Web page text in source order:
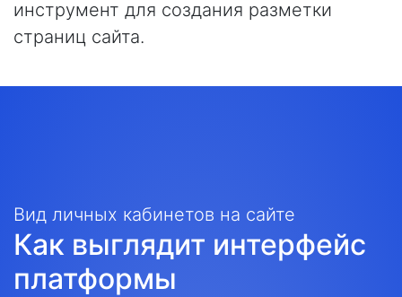
инструмент для создания разметки
страниц сайта.
Вид личных кабинетов на сайте
Как выглядит интерфейс
платформы